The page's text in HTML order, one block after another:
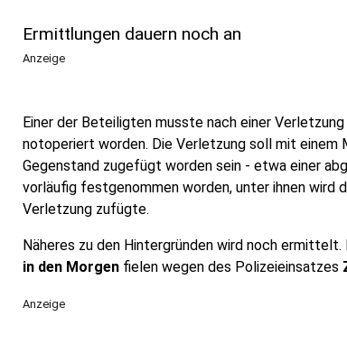
Ermittlungen dauern noch an
Anzeige
Einer der Beteiligten musste nach einer
notoperiert worden. Die Verletzung soll mit einem
Gegenstand zugefügt worden sein - etwa einer
vorläufig festgenommen worden, unter ihnen wird
Verletzung zufügte.
Näheres zu den Hintergründen wird noch
in den Morgen fielen wegen des Polizeieinsatzes
Anzeige